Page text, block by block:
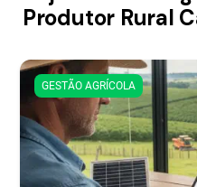
Produtor Rural
GESTÃO AGRÍCOLA